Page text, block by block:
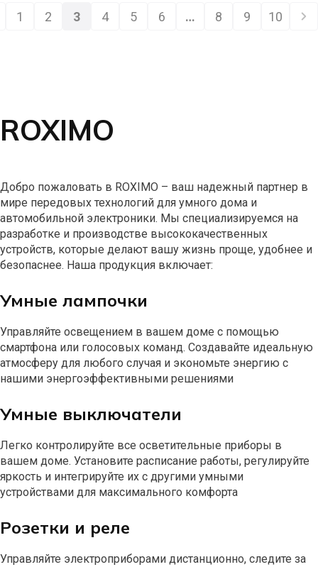
1 2 3 4 5 6 … 8 9 10
ROXIMO
Добро пожаловать в ROXIMO – ваш надежный партнер в
мире передовых технологий для умного дома и
автомобильной электроники. Мы специализируемся на
разработке и производстве высококачественных
устройств, которые делают вашу жизнь проще, удобнее и
безопаснее. Наша продукция включает:
Умные лампочки
Управляйте освещением в вашем доме с помощью
смартфона или голосовых команд. Создавайте идеальную
атмосферу для любого случая и экономьте энергию с
нашими энергоэффективными решениями
Умные выключатели
Легко контролируйте все осветительные приборы в
вашем доме. Установите расписание работы, регулируйте
яркость и интегрируйте их с другими умными
устройствами для максимального комфорта
Розетки и реле
Управляйте электроприборами дистанционно, следите за